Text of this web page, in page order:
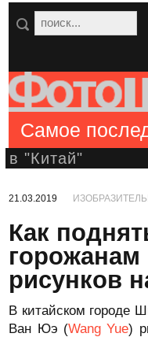
Самое
в "Китай"
21.03.2019
Как
рисунков
В китайском городе
Ван Юэ (Wang Yue)